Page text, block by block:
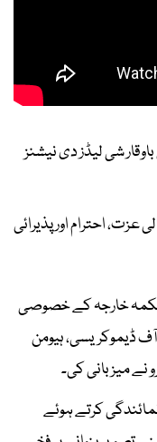
شی لیڈز دی نیشنز
عزت، احترام اور پذیرائی
محکمہ خارجہ کے خصوصی
ڈیموکریسی، ہیومن
نے میزبانی کی۔
کرتے ہوئے